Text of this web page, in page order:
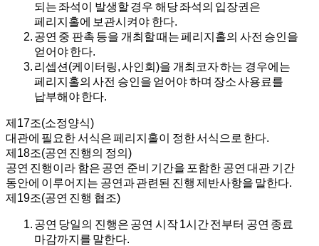
되는 좌석이 발생할 경우 해당 좌석의 입장권은
페리지홀에 보관시켜야 한다.
공연 중 판촉 등을 개최할 때는 페리지홀의 사전 승인을
얻어야 한다.
리셉션(케이터링, 사인회)을 개최코자 하는 경우에는
페리지홀의 사전 승인을 얻어야 하며 장소 사용료를
납부해야 한다.
제17조(소정양식)
대관에 필요한 서식은 페리지홀이 정한 서식으로 한다.
제18조(공연 진행의 정의)
공연 진행이라 함은 공연 준비 기간을 포함한 공연 대관 기간
동안에 이루어지는 공연과 관련된 진행 제반사항을 말한다.
제19조(공연 진행 협조)
공연 당일의 진행은 공연 시작 1시간 전부터 공연 종료
마감까지를 말한다.